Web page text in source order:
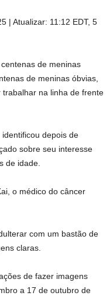
| Atualizar: 11:12 EDT, 5
de meninas
de meninas óbvias,
na linha de frente
depois de
sobre seu interesse
de idade.
o médico do câncer
com um bastão de
claras.
de fazer imagens
a 17 de outubro de